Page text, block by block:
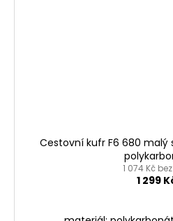
Cestovní kufr F6 680
1 074 Kč bez
1 299